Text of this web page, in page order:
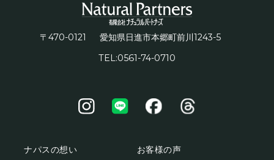
〒470-0121 愛知県日進市本郷町前川 1243-5
TEL:0561-74-0710
ナパスの想い お客様の声